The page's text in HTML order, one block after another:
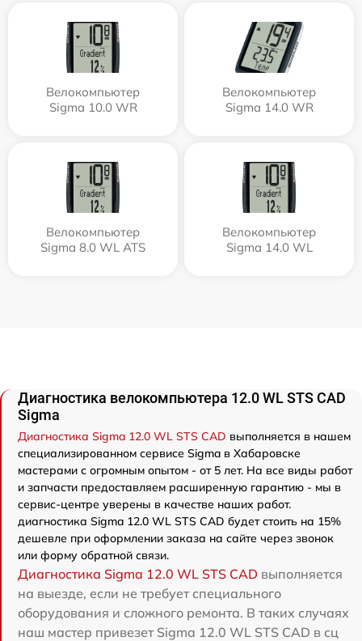
Велокомпьютер
Sigma 10.0 WR
Велокомпьютер
Sigma 14.0 WR
Велокомпьютер
Sigma 8.0 WL ATS
Велокомпьютер
Sigma 14.0 WL
Диагностика велокомпьютера 12.0 WL STS CAD
Sigma
Диагностика Sigma 12.0 WL STS CAD выполняется в нашем
специализированном сервисе Sigma в Хабаровске
мастерами с огромным опытом - от 5 лет. На все виды работ
и запчасти предоставляем расширенную гарантию - мы в
сервис-центре уверены в качестве наших работ.
диагностика Sigma 12.0 WL STS CAD будет стоить на 15%
дешевле при оформлении заказа на сайте через звонок
или форму обратной связи.
Диагностика Sigma 12.0 WL STS CAD выполняется
на выезде, если не требует специального
оборудования и сложного ремонта. В таких случаях
наш мастер привезет Sigma 12.0 WL STS CAD в сц